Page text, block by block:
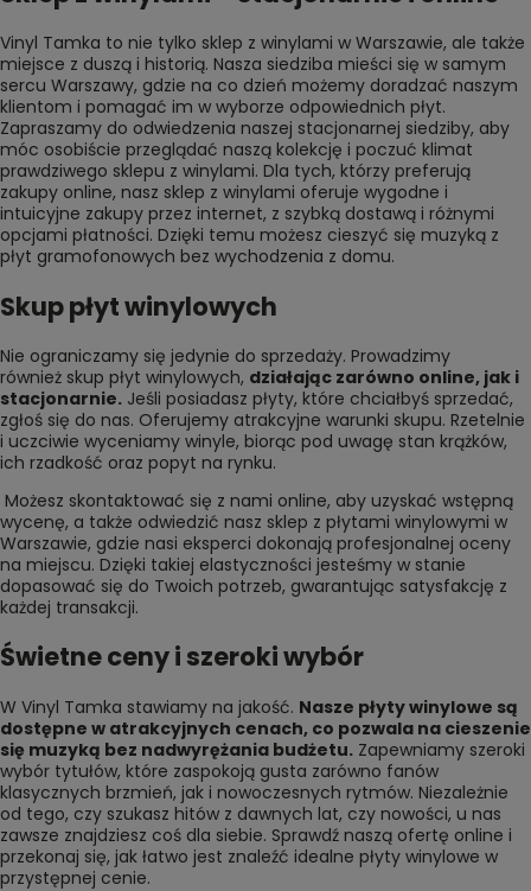
Vinyl Tamka to nie tylko sklep z winylami w Warszawie, ale także
miejsce z duszą i historią. Nasza siedziba mieści się w samym
sercu Warszawy, gdzie na co dzień możemy doradzać naszym
klientom i pomagać im w wyborze odpowiednich płyt.
Zapraszamy do odwiedzenia naszej stacjonarnej siedziby, aby
móc osobiście przeglądać naszą kolekcję i poczuć klimat
prawdziwego sklepu z winylami. Dla tych, którzy preferują
zakupy online, nasz sklep z winylami oferuje wygodne i
intuicyjne zakupy przez internet, z szybką dostawą i różnymi
opcjami płatności. Dzięki temu możesz cieszyć się muzyką z
płyt gramofonowych bez wychodzenia z domu.
Skup płyt winylowych
Nie ograniczamy się jedynie do sprzedaży. Prowadzimy
również skup płyt winylowych, działając zarówno online, jak i
stacjonarnie. Jeśli posiadasz płyty, które chciałbyś sprzedać,
zgłoś się do nas. Oferujemy atrakcyjne warunki skupu. Rzetelnie
i uczciwie wyceniamy winyle, biorąc pod uwagę stan krążków,
ich rzadkość oraz popyt na rynku.
Możesz skontaktować się z nami online, aby uzyskać wstępną
wycenę, a także odwiedzić nasz sklep z płytami winylowymi w
Warszawie, gdzie nasi eksperci dokonają profesjonalnej oceny
na miejscu. Dzięki takiej elastyczności jesteśmy w stanie
dopasować się do Twoich potrzeb, gwarantując satysfakcję z
każdej transakcji.
Świetne ceny i szeroki wybór
W Vinyl Tamka stawiamy na jakość. Nasze płyty winylowe są
dostępne w atrakcyjnych cenach, co pozwala na cieszenie
się muzyką bez nadwyrężania budżetu. Zapewniamy szeroki
wybór tytułów, które zaspokoją gusta zarówno fanów
klasycznych brzmień, jak i nowoczesnych rytmów. Niezależnie
od tego, czy szukasz hitów z dawnych lat, czy nowości, u nas
zawsze znajdziesz coś dla siebie. Sprawdź naszą ofertę online i
przekonaj się, jak łatwo jest znaleźć idealne płyty winylowe w
przystępnej cenie.